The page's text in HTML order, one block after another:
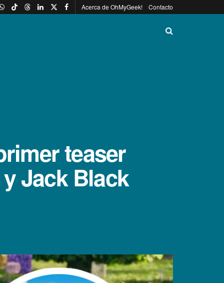
Acerca de OhMyGeek! Contacto
teaser
Jack Black